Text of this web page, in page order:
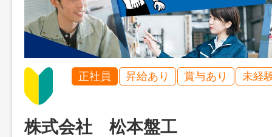
正社員 昇給あり 賞与あり 未経
株式会社 松本盤工